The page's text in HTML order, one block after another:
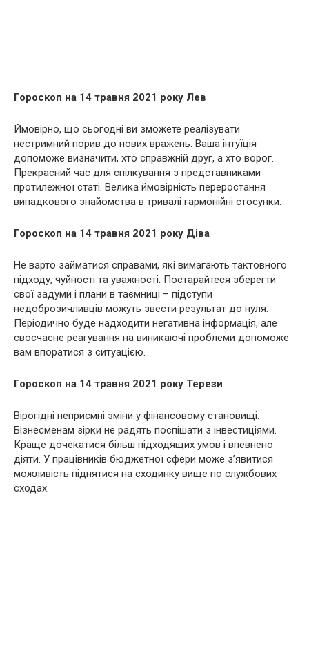
Гороскоп на 14 травня 2021 року Лев
Ймовірно, що сьогодні ви зможете реалізувати
нестримний порив до нових вражень. Ваша інтуїція
допоможе визначити, хто справжній друг, а хто ворог.
Прекрасний час для спілкування з представниками
протилежної статі. Велика ймовірність переростання
випадкового знайомства в тривалі гармонійні стосунки.
Гороскоп на 14 травня 2021 року Діва
Не варто займатися справами, які вимагають тактовного
підходу, чуйності та уважності. Постарайтеся зберегти
свої задуми і плани в таємниці – підступи
недоброзичливців можуть звести результат до нуля.
Періодично буде надходити негативна інформація, але
своєчасне реагування на виникаючі проблеми допоможе
вам впоратися з ситуацією.
Гороскоп на 14 травня 2021 року Терези
Вірогідні неприємні зміни у фінансовому становищі.
Бізнесменам зірки не радять поспішати з інвестиціями.
Краще дочекатися більш підходящих умов і впевнено
діяти. У працівників бюджетної сфери може з’явитися
можливість піднятися на сходинку вище по службових
сходах.